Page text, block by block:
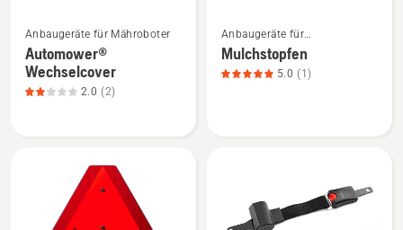
Details
zu
Automower®
Anbaugeräte für Mähroboter
Automower®
Wechselcover
2.0 (2)
Details
zu
Mulchstopfen
Anbaugeräte für
Gartentraktoren
Mulchstopfen
5.0 (1)